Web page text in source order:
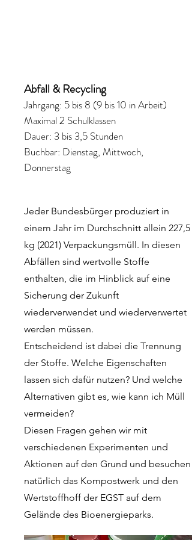
Abfall & Recycling
Jahrgang: 5 bis 8 (9 bis 10 in Arbeit)
Maximal 2 Schulklassen
Dauer: 3 bis 3,5 Stunden
Buchbar: Dienstag, Mittwoch,
Donnerstag
Jeder Bundesbürger produziert in
einem Jahr im Durchschnitt allein 227,5
kg (2021) Verpackungsmüll. In diesen
Abfällen sind wertvolle Stoffe
enthalten, die im Hinblick auf eine
Sicherung der Zukunft
wiederverwendet und wiederverwertet
werden müssen.
Entscheidend ist dabei die Trennung
der Stoffe. Welche Eigenschaften
lassen sich dafür nutzen? Und welche
Alternativen gibt es, wie kann ich Müll
vermeiden?
Diesen Fragen gehen wir mit
verschiedenen Experimenten und
Aktionen auf den Grund und besuchen
natürlich das Kompostwerk und den
Wertstoffhoff der EGST auf dem
Gelände des Bioenergieparks.